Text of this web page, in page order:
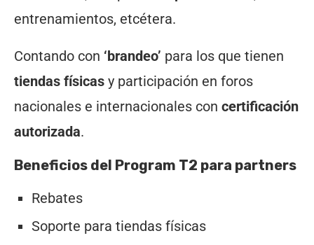
entrenamientos, etcétera.
Contando con ‘brandeo’ para los que tienen
tiendas físicas y participación en foros
nacionales e internacionales con certificación
autorizada.
Beneficios del Program T2 para partners
Rebates
Soporte para tiendas físicas